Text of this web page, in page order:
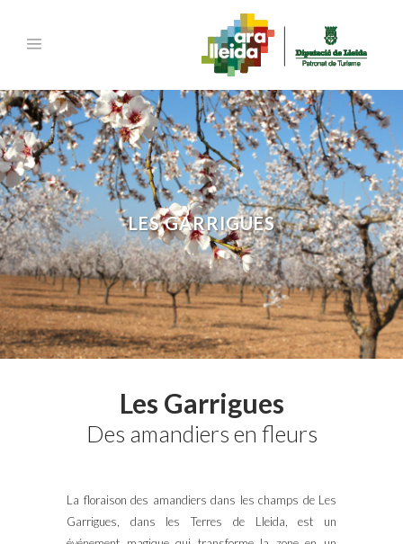
LES GARRIGUES
Les Garrigues
Des amandiers en fleurs
La floraison des amandiers dans les champs de Les
Garrigues, dans les Terres de Lleida, est un